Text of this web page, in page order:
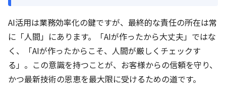
AI活用は業務効率化の鍵ですが、最終的な責任の所在は常
に「人間」にあります。「AIが作ったから大丈夫」ではな
く、「AIが作ったからこそ、人間が厳しくチェックす
る」。この意識を持つことが、お客様からの信頼を守り、
かつ最新技術の恩恵を最大限に受けるための道です。